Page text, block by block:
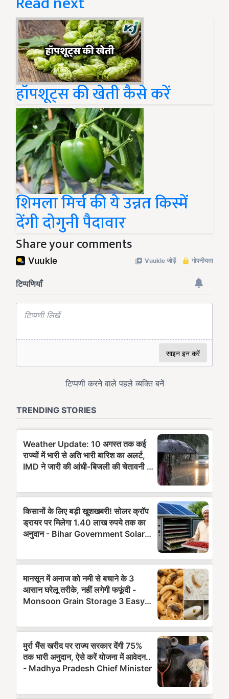
हॉपशूट्स की खेती कैसे करें
शिमला मिर्च की ये उन्नत किस्में
देंगी दोगुनी पैदावार
Share your comments